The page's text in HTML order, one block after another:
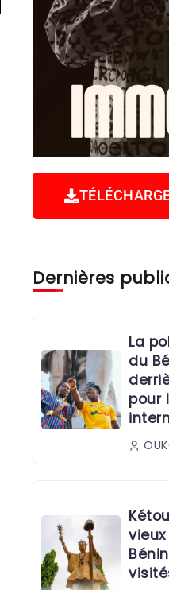
Dernières
La
du
pour